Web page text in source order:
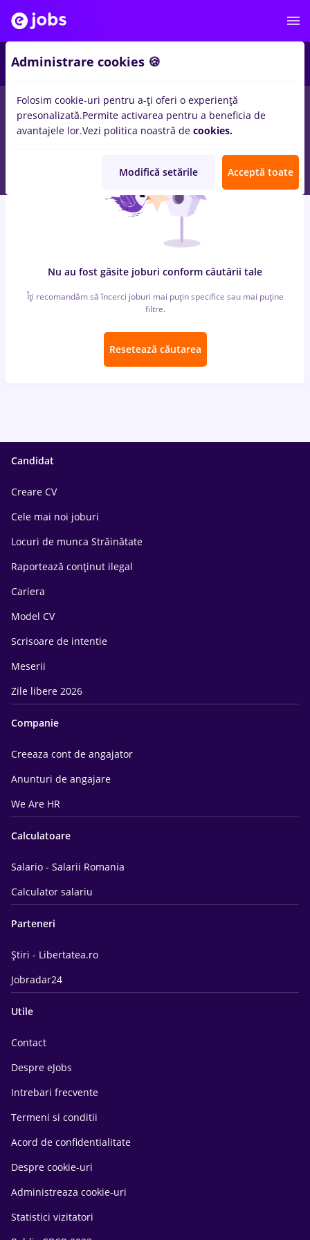
locuri de muncarigipsar zugrav faiantar, Full time
pentruStudent, Entry-Level (< 2 ani)inBanci
Nu au fost găsite joburi conform căutării tale
Îți recomandăm să încerci joburi mai puțin specifice sau mai puține
filtre.
Resetează căutarea
Candidat
Creare CV
Cele mai noi joburi
Locuri de munca Străinătate
Raportează conținut ilegal
Cariera
Model CV
Scrisoare de intentie
Meserii
Zile libere 2026
Companie
Creeaza cont de angajator
Anunturi de angajare
We Are HR
Calculatoare
Salario - Salarii Romania
Calculator salariu
Parteneri
Știri - Libertatea.ro
Jobradar24
Utile
Contact
Despre eJobs
Intrebari frecvente
Termeni si conditii
Acord de confidentialitate
Despre cookie-uri
Administreaza cookie-uri
Statistici vizitatori
Administrare cookies 🍪
Folosim cookie-uri pentru a-ți oferi o experiență
presonalizată.Permite activarea pentru a beneficia de
avantajele lor.Vezi politica noastră de cookies.
Modifică setările Acceptă toate